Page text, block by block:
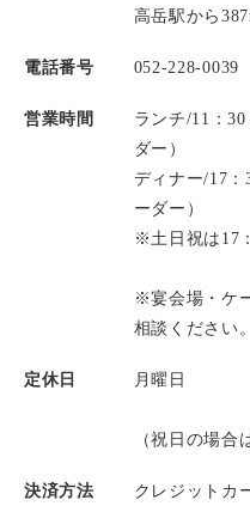
高岳駅から
電話番号 052-228-0039
営業時間
ランチ/11：
ダー）
ディナー/17
ーダー）
※土日祝は17
※宴会場・ケ
相談ください。
定休日 月曜日
（祝日の場合
決済方法 クレジットカ